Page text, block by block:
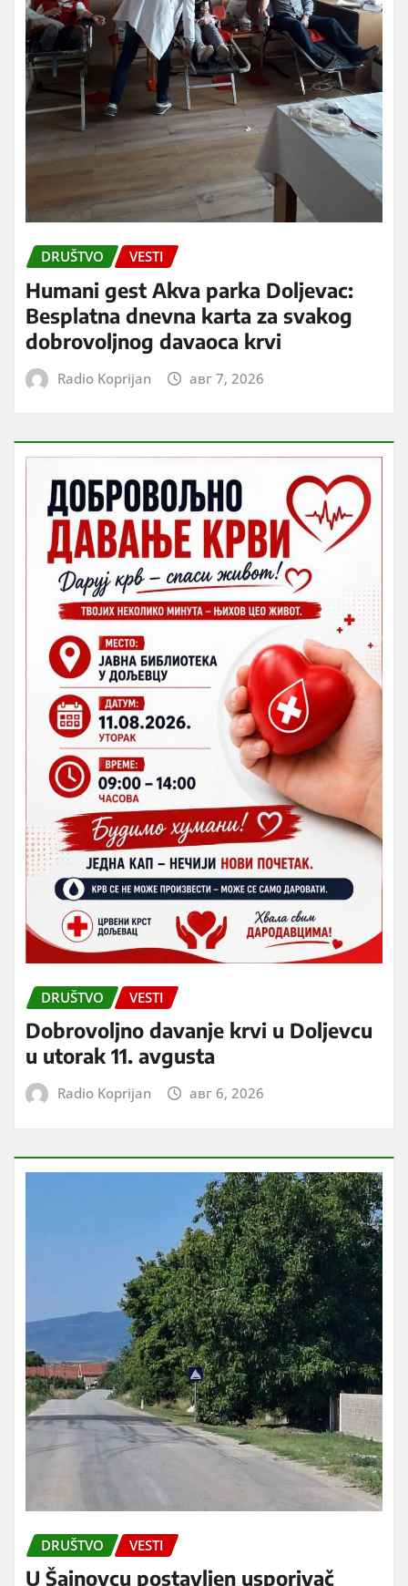
DRUŠTVO VESTI
Humani gest Akva parka Doljevac:
Besplatna dnevna karta za svakog
dobrovoljnog davaoca krvi
Radio Koprijan авг 7, 2026
DRUŠTVO VESTI
Dobrovoljno davanje krvi u Doljevcu
u utorak 11. avgusta
Radio Koprijan авг 6, 2026
DRUŠTVO VESTI
U Šainovcu postavljen usporivač